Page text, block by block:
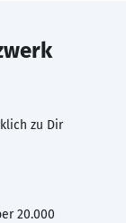
zu Dir
20.000